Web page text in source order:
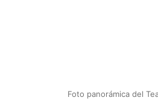
Foto panorámica del